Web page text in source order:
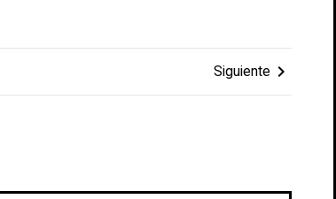
Siguiente chevron_right